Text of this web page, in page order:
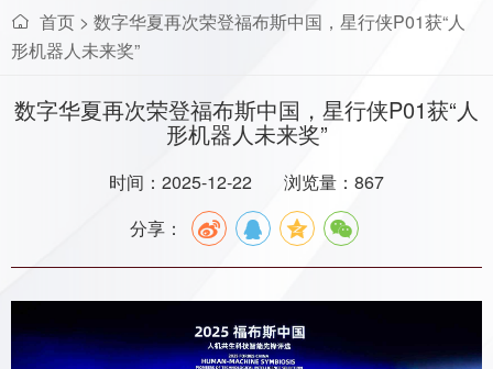
首页 > 数字华夏再次荣登福布斯中国，星行侠P01获“人
形机器人未来奖”
数字华夏再次荣登福布斯中国，星行侠P01获“人
形机器人未来奖”
时间：2025-12-22
浏览量：867
分享：